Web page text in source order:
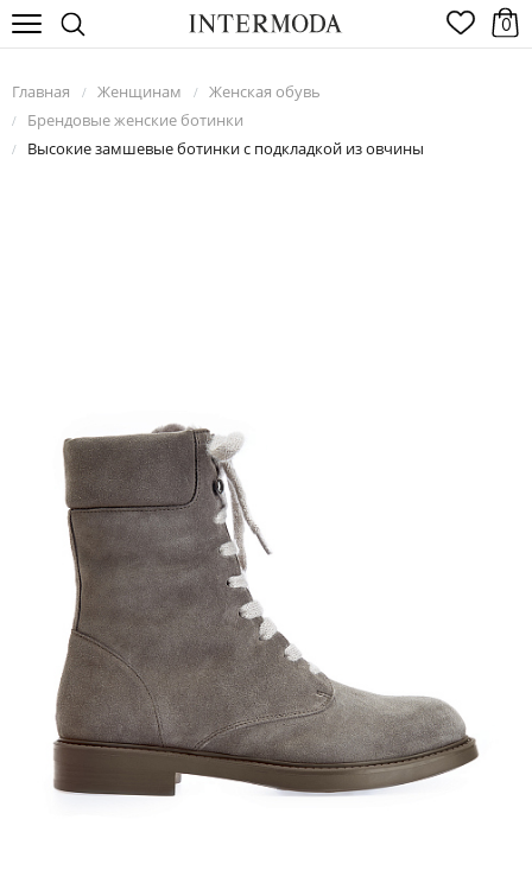
0
Главная / Женщинам / Женская обувь
/ Брендовые женские ботинки
/ Высокие замшевые ботинки с подкладкой из овчины